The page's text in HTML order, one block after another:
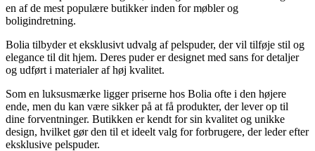
en af de mest populære butikker inden for møbler og
boligindretning.
Bolia tilbyder et eksklusivt udvalg af pelspuder, der vil tilføje stil og
elegance til dit hjem. Deres puder er designet med sans for detaljer
og udført i materialer af høj kvalitet.
Som en luksusmærke ligger priserne hos Bolia ofte i den højere
ende, men du kan være sikker på at få produkter, der lever op til
dine forventninger. Butikken er kendt for sin kvalitet og unikke
design, hvilket gør den til et ideelt valg for forbrugere, der leder efter
eksklusive pelspuder.